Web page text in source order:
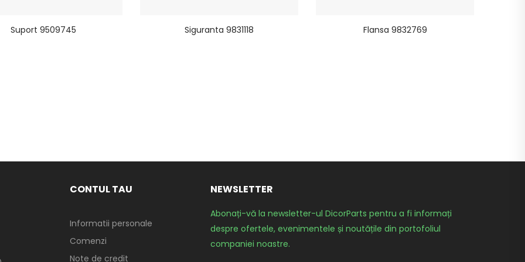
Suport 9509745 Siguranta 9831118 Flansa 9832769
CONTUL TAU
Informatii personale
Comenzi
Note de credit
NEWSLETTER
Abonați-vă la newsletter-ul DicorParts pentru a fi informați
despre ofertele, evenimentele și noutățile din portofoliul
companiei noastre.